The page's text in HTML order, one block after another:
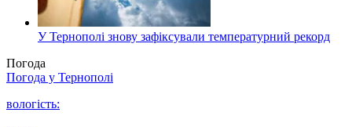
У Тернополі знову зафіксували температурний рекорд
Погода
Погода у Тернополі
вологість: